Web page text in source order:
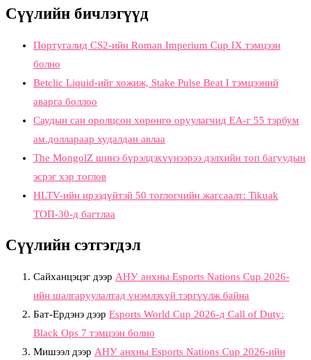
Сүүлийн бичлэгүүд
Португалид CS2-ийн Roman Imperium Cup IX тэмцээн
болно
Betclic Liquid-ийг хожиж, Stake Pulse Beat I тэмцээний
аварга боллоо
Саудын сан оролцсон хөрөнгө оруулагчид EA-г 55 тэрбум
ам.доллараар худалдан авлаа
The MongolZ шинэ бүрэлдэхүүнээрээ дэлхийн топ багуудын
эсрэг хэр тоглов
HLTV-ийн ирээдүйтэй 50 тоглогчийн жагсаалт: Tikuak
ТОП-30-д багтлаа
Сүүлийн сэтгэгдэл
Сайханцэцэг дээр АНУ анхны Esports Nations Cup 2026-
ийн шалгаруулалтад үнэмлэхүй тэргүүлж байна
Бат-Ердэнэ дээр Esports World Cup 2026-д Call of Duty:
Black Ops 7 тэмцээн болно
Мишээл дээр АНУ анхны Esports Nations Cup 2026-ийн